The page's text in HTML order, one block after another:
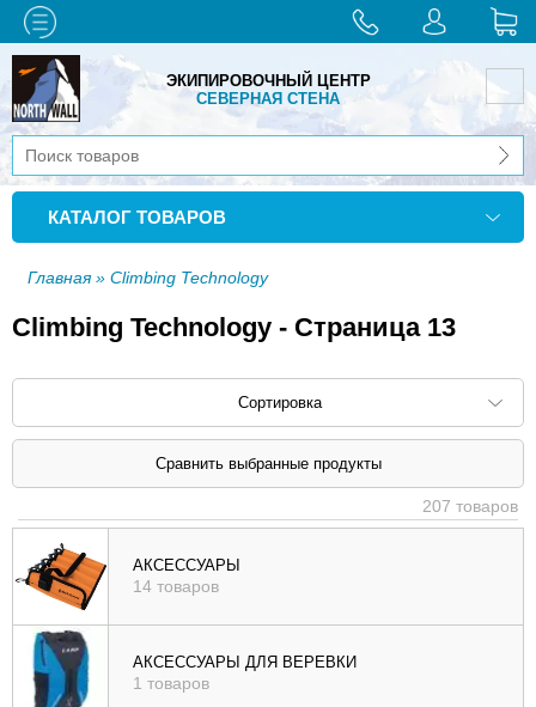
ЭКИПИРОВОЧНЫЙ ЦЕНТР
СЕВЕРНАЯ СТЕНА
КАТАЛОГ ТОВАРОВ
Главная» Climbing Technology
Climbing Technology - Страница 13
Сортировка
Сортировать по: наименованию (
убыв
), цене (
возр
|
убыв
207 товаров
АКСЕССУАРЫ
14 товаров
АКСЕССУАРЫ ДЛЯ ВЕРЕВКИ
1 товаров